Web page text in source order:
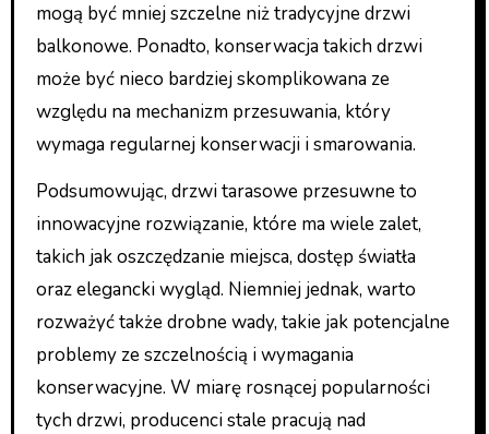
mogą być mniej szczelne niż tradycyjne drzwi
balkonowe. Ponadto, konserwacja takich drzwi
może być nieco bardziej skomplikowana ze
względu na mechanizm przesuwania, który
wymaga regularnej konserwacji i smarowania.
Podsumowując, drzwi tarasowe przesuwne to
innowacyjne rozwiązanie, które ma wiele zalet,
takich jak oszczędzanie miejsca, dostęp światła
oraz elegancki wygląd. Niemniej jednak, warto
rozważyć także drobne wady, takie jak potencjalne
problemy ze szczelnością i wymagania
konserwacyjne. W miarę rosnącej popularności
tych drzwi, producenci stale pracują nad